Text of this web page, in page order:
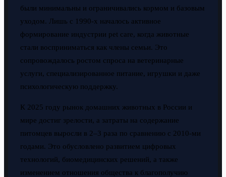
были минимальны и ограничивались кормом и базовым
уходом. Лишь с 1990-х началось активное
формирование индустрии pet care, когда животные
стали восприниматься как члены семьи. Это
сопровождалось ростом спроса на ветеринарные
услуги, специализированное питание, игрушки и даже
психологическую поддержку.
К 2025 году рынок домашних животных в России и
мире достиг зрелости, а затраты на содержание
питомцев выросли в 2–3 раза по сравнению с 2010-ми
годами. Это обусловлено развитием цифровых
технологий, биомедицинских решений, а также
изменением отношения общества к благополучию